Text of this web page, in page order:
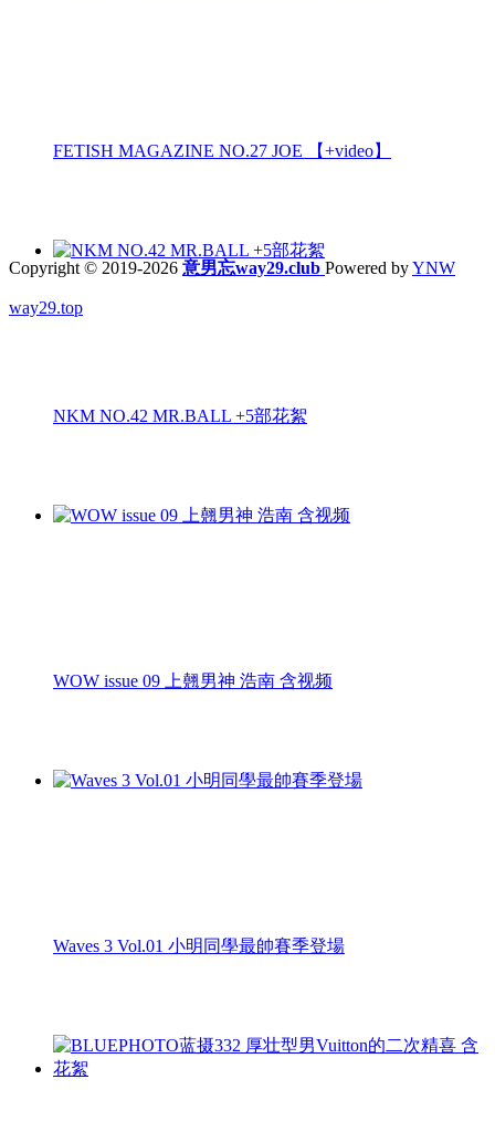
FETISH MAGAZINE NO.27 JOE 【+video】
NKM NO.42 MR.BALL +5部花絮
WOW issue 09 上翹男神 浩南 含视频
Waves 3 Vol.01 小明同學最帥賽季登場
Copyright © 2019-2026 意男忘way29.club Powered byYNW
way29.top